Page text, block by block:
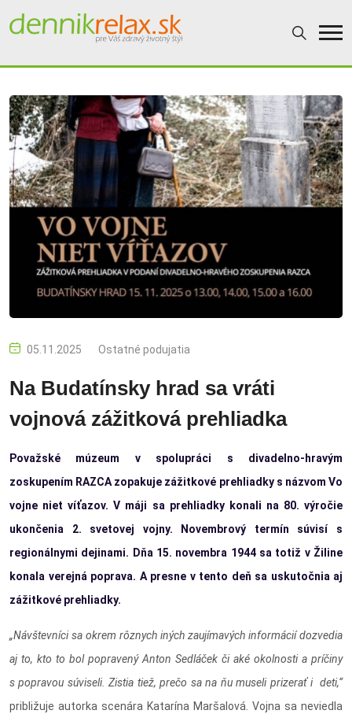
05.11.2025 Ostatné podujatia
Na Budatínsky hrad sa vráti
vojnová zážitková prehliadka
Považské múzeum v spolupráci s divadelno-hravým
zoskupením RAZCA zopakuje zážitkové prehliadky s názvom Vo
vojne niet víťazov. V máji sa prehliadky konali na 80. výročie
ukončenia 2. svetovej vojny. Novembrový termín súvisí s
regionálnymi dejinami. Dňa 15. novembra 1944 sa totiž v Žiline
konala verejná poprava. A presne v tento deň sa uskutočnia aj
zážitkové prehliadky.
„Návštevníci sa okrem rôznych iných zaujímavých informácií dozvedia
aj to, kto to bol popravený Anton Sedláček či aké okolnosti a príčiny
s popravou súviseli. Zistia tiež, prečo sa na ňu museli prizerať i deti,“
približuje autorka scenára Katarína Maršalová. Vojna sa neviedla